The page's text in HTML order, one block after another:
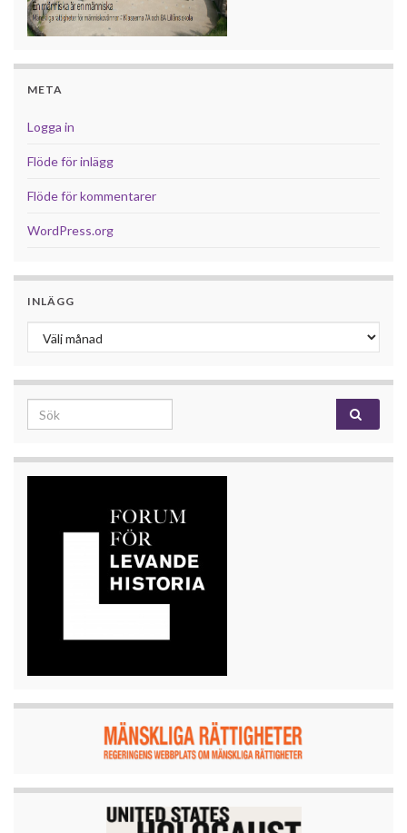
META
Logga in
Flöde för inlägg
Flöde för kommentarer
WordPress.org
INLÄGG
Inlägg
Search for: